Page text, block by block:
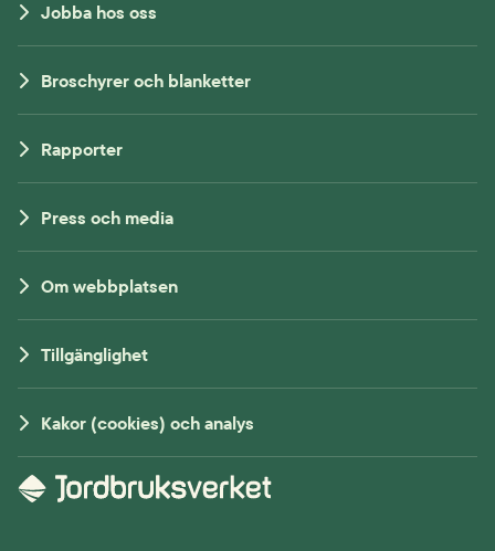
Jobba hos oss
Broschyrer och blanketter
Rapporter
Press och media
Om webbplatsen
Tillgänglighet
Kakor (cookies) och analys